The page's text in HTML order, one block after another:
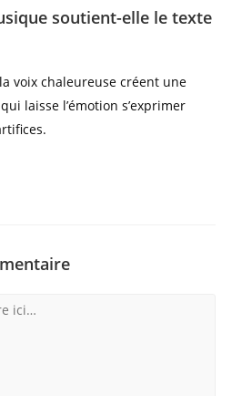
soutient-elle le texte
voix chaleureuse créent une
laisse l’émotion s’exprimer